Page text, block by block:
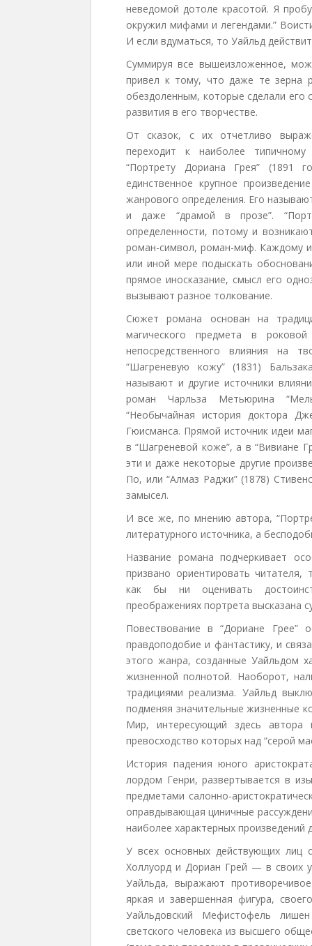
неведомой дотоле красотой. Я
окружил мифами и легендами.”
И если вдуматься, то Уайльд
Суммируя все вышеизложенное,
привел к тому, что даже те зерна
обездоленным, которые сделали его
развития в его творчестве.
От сказок, с их отчетливо
переходит к наиболее
“Портрету Дориана Грея” (1891
единственное крупное
жанрового определения. Его
и даже “драмой в прозе”.
определенности, потому и
роман-символ, роман-миф. Каждому
или иной мере подыскать
прямое иносказание, смысл его
вызывают разное толкование.
Сюжет романа основан на
магического предмета в
непосредственного влияния на
“Шагреневую кожу” (1831)
называют и другие источники
роман Чарльза Метьюрина
“Необычайная история доктора
Гюисманса. Прямой источник идеи
в “Шагреневой коже”, а в “Вивиане
эти и даже некоторые другие
По, или “Алмаз Раджи” (1878)
замысел.
И все же, по мнению автора,
литературного источника, а
Название романа подчеркивает
призвано ориентировать читателя,
как бы ни оценивать
преображениях портрета высказана
Повествование в “Дориане Грее”
правдоподобие и фантастику, и
этого жанра, созданные Уайльдом
жизненной полнотой. Наоборот,
традициями реализма. Уайльд
подменяя значительные жизненные
Мир, интересующий здесь
превосходство которых над “серой
История падения юного
лордом Генри, развертывается в
предметами салонно-
оправдывающая циничные
наиболее характерных произведений
У всех основных действующих
Холлуорд и Дориан Грей — в своих
Уайльда, выражают
яркая и завершенная фигура,
Уайльдовский Мефистофель
светского человека из высшего